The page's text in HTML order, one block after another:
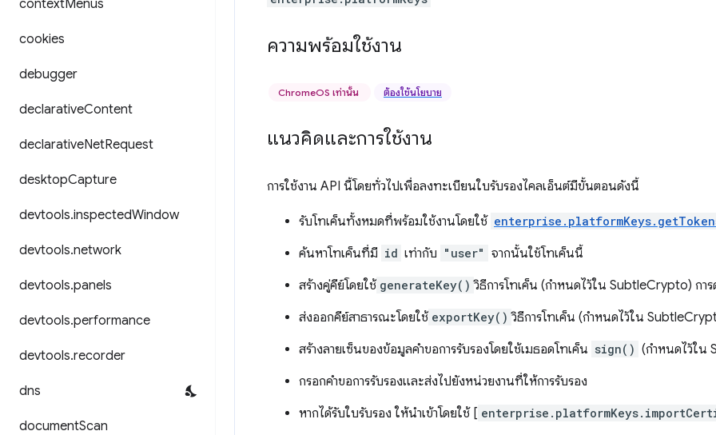
contextMenus
cookies
debugger
declarativeContent
declarativeNetRequest
desktopCapture
devtools.inspectedWindow
devtools.network
devtools.panels
devtools.performance
devtools.recorder
dns
documentScan
ความพร้อมใช้งาน
ChromeOS เท่านั้น ต้องใช้นโยบาย
แนวคิดและการใช้งาน
การใช้งาน API นี้โดยทั่วไปเพื่อลงทะเบียนใบรับรองไคลเอ็นต์มีขั้นตอนดังนี้
รับโทเค็นทั้งหมดที่พร้อมใช้งานโดยใช้
ค้นหาโทเค็นที่มี id เท่ากับ "user" จากนั้นใช้โทเค็นนี้
สร้างคู่คีย์โดยใช้ generateKey() วิธีการโทเค็น (กำหนดไว้ใน SubtleCrypto) กา
ส่งออกคีย์สาธารณะโดยใช้ exportKey() วิธีการโทเค็น (กำหนดไว้ใน
สร้างลายเซ็นของข้อมูลคำขอการรับรองโดยใช้เมธอดโทเค็น sign() (กำหนดไว้ใน
กรอกคำขอการรับรองและส่งไปยังหน่วยงานที่ให้การรับรอง
หากได้รับใบรับรอง ให้นำเข้าโดยใช้ [